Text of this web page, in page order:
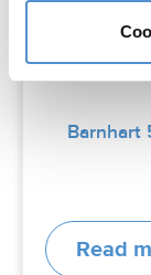
Barnhart
Read